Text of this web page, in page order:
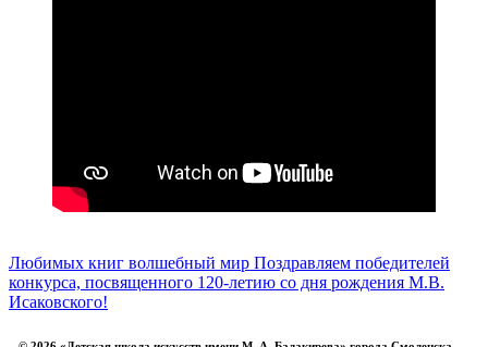
Любимых книг волшебный мир Поздравляем победителей
конкурса, посвященного 120-летию со дня рождения М.В.
Исаковского!